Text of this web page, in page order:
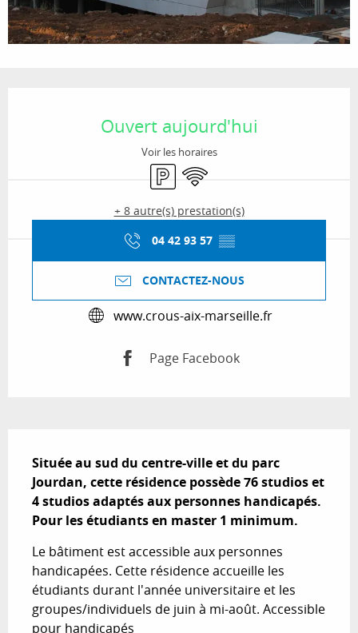
Ouvert aujourd'hui
Voir les horaires
ParkingWiFi
+ 8 autre(s) prestation(s)
04 42 93 57 ▒▒
CONTACTEZ-NOUS
www.crous-aix-marseille.fr
Page Facebook
Située au sud du centre-ville et du parc
Jourdan, cette résidence possède 76 studios et
4 studios adaptés aux personnes handicapés.
Pour les étudiants en master 1 minimum.
Le bâtiment est accessible aux personnes
handicapées. Cette résidence accueille les
étudiants durant l'année universitaire et les
groupes/individuels de juin à mi-août. Accessible
pour handicapés